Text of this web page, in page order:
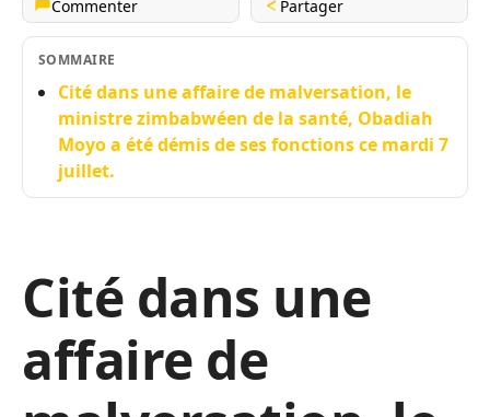
Commenter
Partager
SOMMAIRE
Cité dans une affaire de malversation, le
ministre zimbabwéen de la santé, Obadiah
Moyo a été démis de ses fonctions ce mardi 7
juillet.
Cité dans une
affaire de